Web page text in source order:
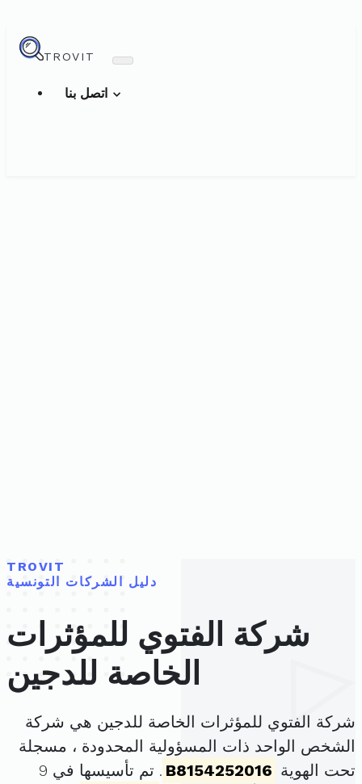
TROVIT
TROVIT
دليل الشركات التونسية
شركة الفتوي للمؤثرات
الخاصة للدجين
شركة الفتوي للمؤثرات الخاصة للدجين هي شركة
الشخص الواحد ذات المسؤولية المحدودة ، مسجلة
تحت الهوية B8154252016
. تم تأسيسها في 9